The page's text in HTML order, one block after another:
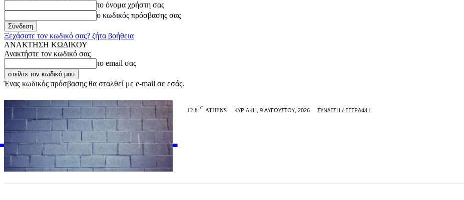
το όνομα χρήστη σας
ο κωδικός πρόσβασης σας
Ξεχάσατε τον κωδικό σας? ζήτα βοήθεια
ΑΝΑΚΤΗΣΗ ΚΩΔΙΚΟΥ
Ανακτήστε τον κωδικό σας
το email σας
Ένας κωδικός πρόσβασης θα σταλθεί με e-mail σε εσάς.
OFFICIAL
12.8 C ATHENS ΚΥΡΙΑΚΉ, 9 ΑΥΓΟΎΣΤΟΥ, 2026 ΣΎΝΔΕΣΗ / ΕΓΓΡΑΦΉ